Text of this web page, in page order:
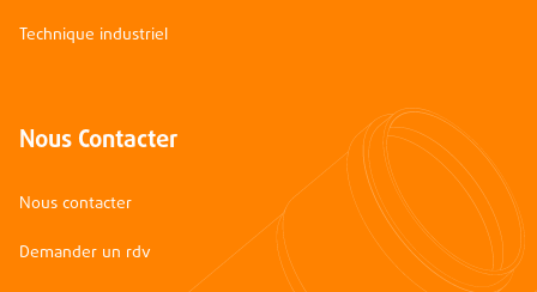
Technique industriel
Nous Contacter
Nous contacter
Demander un rdv